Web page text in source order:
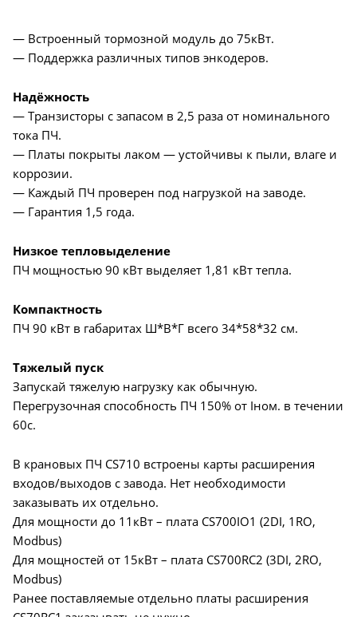
— Встроенный тормозной модуль до 75кВт.
— Поддержка различных типов энкодеров.
Надёжность
— Транзисторы с запасом в 2,5 раза от номинального
тока ПЧ.
— Платы покрыты лаком — устойчивы к пыли, влаге и
коррозии.
— Каждый ПЧ проверен под нагрузкой на заводе.
— Гарантия 1,5 года.
Низкое тепловыделение
ПЧ мощностью 90 кВт выделяет 1,81 кВт тепла.
Компактность
ПЧ 90 кВт в габаритах Ш*В*Г всего 34*58*32 см.
Тяжелый пуск
Запускай тяжелую нагрузку как обычную.
Перегрузочная способность ПЧ 150% от Iном. в течении
60с.
В крановых ПЧ CS710 встроены карты расширения
входов/выходов с завода. Нет необходимости
заказывать их отдельно.
Для мощности до 11кВт – плата CS700IO1 (2DI, 1RO,
Modbus)
Для мощностей от 15кВт – плата CS700RC2 (3DI, 2RO,
Modbus)
Ранее поставляемые отдельно платы расширения